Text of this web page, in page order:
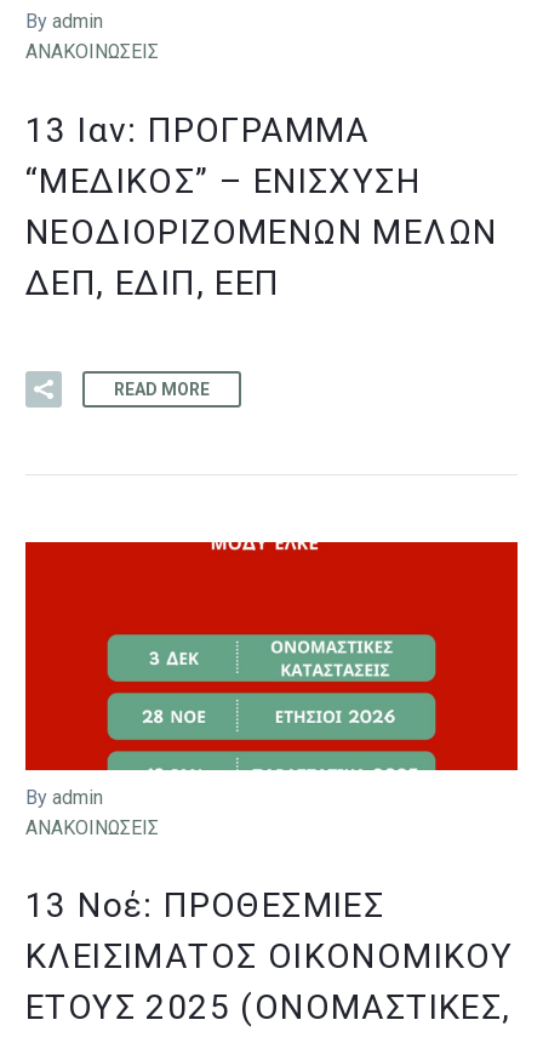
By admin
ΑΝΑΚΟΙΝΩΣΕΙΣ
13 Ιαν: ΠΡΌΓΡΑΜΜΑ
“ΜΕΔΙΚΟΣ” – ΕΝΊΣΧΥΣΗ
ΝΕΟΔΙΟΡΙΖΌΜΕΝΩΝ ΜΕΛΏΝ
ΔΕΠ, ΕΔΙΠ, ΕΕΠ
READ MORE
By admin
ΑΝΑΚΟΙΝΩΣΕΙΣ
13 Νοέ: ΠΡΟΘΕΣΜΊΕΣ
ΚΛΕΙΣΊΜΑΤΟΣ ΟΙΚΟΝΟΜΙΚΟΎ
ΈΤΟΥΣ 2025 (ΟΝΟΜΑΣΤΙΚΈΣ,